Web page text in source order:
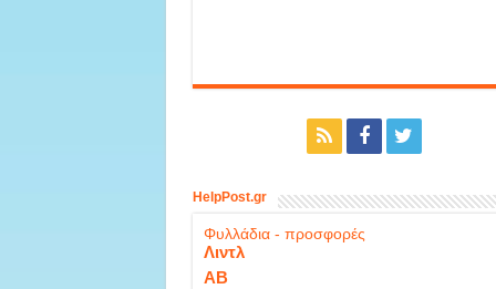
HelpPost.gr
Φυλλάδια - προσφορές
Λιντλ
ΑΒ